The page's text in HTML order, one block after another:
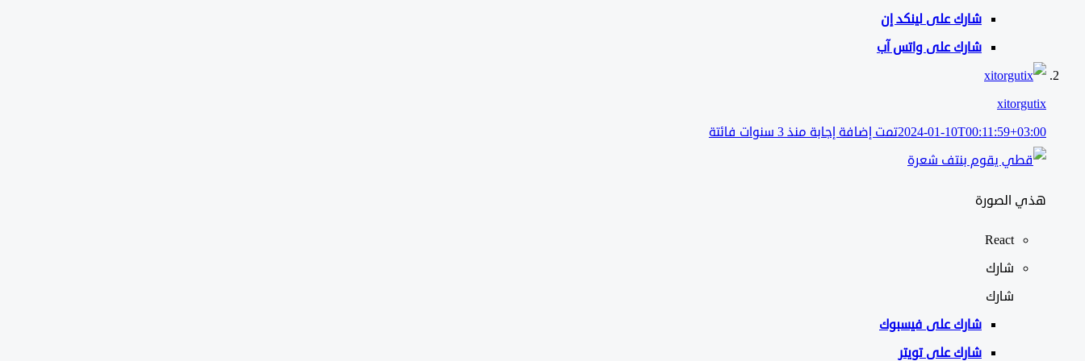
شارك على لينكد إن
شارك على واتس آب
xitorgutix
2024-01-10T00:11:59+03:00تمت إضافة إجابة منذ 3 سنوات فائتة
هذي الصورة
React
شارك
شارك
شارك على فيسبوك
شارك على تويتر